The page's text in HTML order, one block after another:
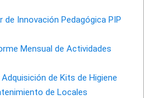
Innovación Pedagógica PIP
Mensual de Actividades
de Kits de Higiene
de Locales